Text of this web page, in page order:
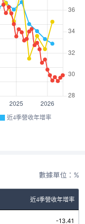
近4季營收年增率
數據單位：%
近4季營收年增率
-13.41